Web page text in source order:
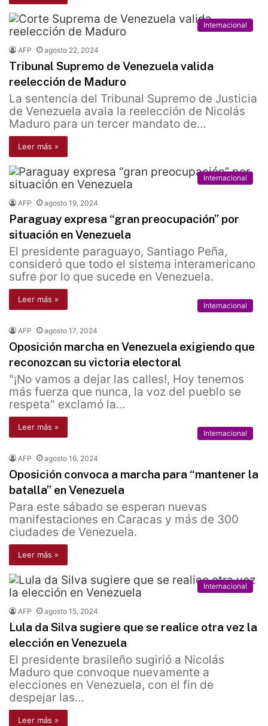
Internacional
AFP agosto 22, 2024
Tribunal Supremo de Venezuela valida
reelección de Maduro
La sentencia del Tribunal Supremo de Justicia
de Venezuela avala la reelección de Nicolás
Maduro para un tercer mandato de…
Leer más »
Internacional
AFP agosto 19, 2024
Paraguay expresa “gran preocupación” por
situación en Venezuela
El presidente paraguayo, Santiago Peña,
consideró que todo el sistema interamericano
sufre por lo que sucede en Venezuela.
Leer más »
Internacional
AFP agosto 17, 2024
Oposición marcha en Venezuela exigiendo que
reconozcan su victoria electoral
"¡No vamos a dejar las calles!, Hoy tenemos
más fuerza que nunca, la voz del pueblo se
respeta" exclamó la…
Leer más »
Internacional
AFP agosto 16, 2024
Oposición convoca a marcha para “mantener la
batalla” en Venezuela
Para este sábado se esperan nuevas
manifestaciones en Caracas y más de 300
ciudades de Venezuela.
Leer más »
Internacional
AFP agosto 15, 2024
Lula da Silva sugiere que se realice otra vez la
elección en Venezuela
El presidente brasileño sugirió a Nicolás
Maduro que convoque nuevamente a
elecciones en Venezuela, con el fin de
despejar las…
Leer más »